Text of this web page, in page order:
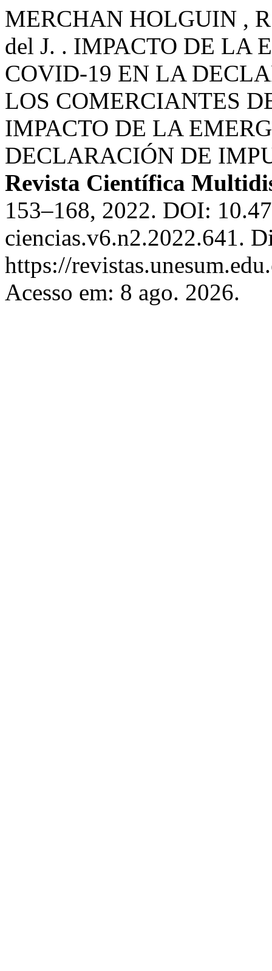
MERCHAN HOLGUIN ,
del J. . IMPACTO DE LA
COVID-19 EN LA
LOS COMERCIANTES
IMPACTO DE LA
DECLARACIÓN DE
Revista Científica
153–168, 2022. DOI:
ciencias.v6.n2.2022.641.
https://
Acesso em: 8 ago. 2026.